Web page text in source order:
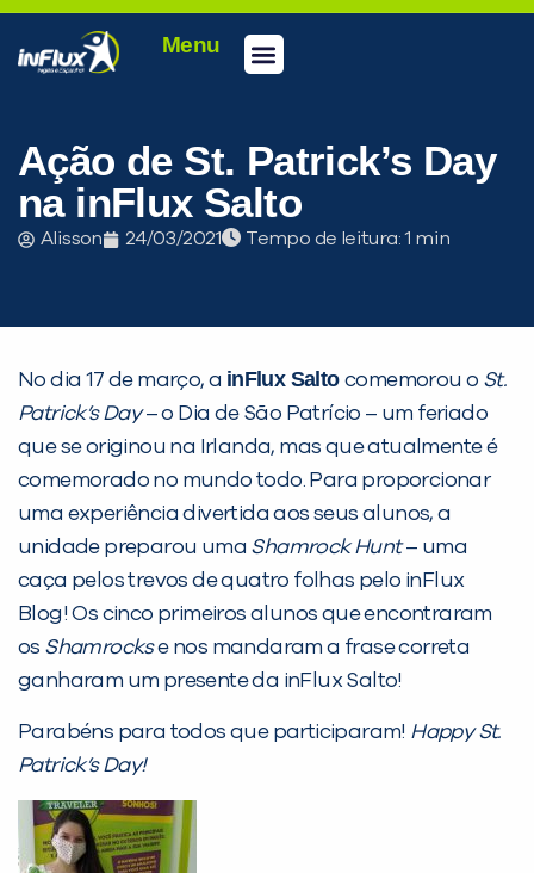
Menu
Ação de St. Patrick’s Day
na inFlux Salto
Alisson 24/03/2021 Tempo de leitura:
No dia 17 de março, a inFlux Saltocomemorou o St.
Patrick’s Day– o Dia de São Patrício – um feriado
que se originou na Irlanda, mas que atualmente é
comemorado no mundo todo. Para proporcionar
uma experiência divertida aos seus alunos, a
unidade preparou uma Shamrock Hunt– uma
caça pelos trevos de quatro folhas pelo inFlux
Blog! Os cinco primeiros alunos que encontraram
os Shamrockse nos mandaram a frase correta
ganharam um presente da inFlux Salto!
Parabéns para todos que participaram! Happy St.
Patrick’s Day!
PEÇA UMA DEMONSTRAÇÃO DE MÉTODO
Desculpe!
Não encontramos nenhuma unidade
inFlux nesta cidade ou bairro que
você digitou.